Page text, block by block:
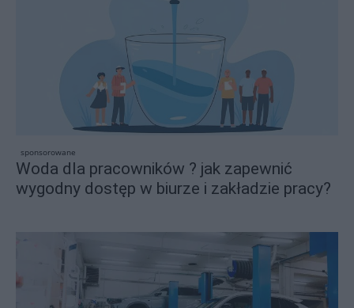
sponsorowane
Woda dla pracowników ? jak zapewnić
wygodny dostęp w biurze i zakładzie pracy?